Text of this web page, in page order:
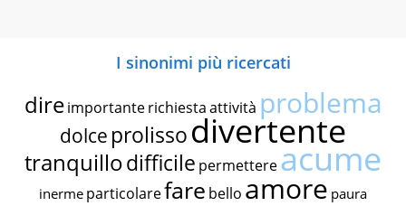
I sinonimi più ricercati
dire importante richiestaattività problema
dolce prolissodivertente
tranquillodifficile permettereacume
inerme particolarefare bello amore paura